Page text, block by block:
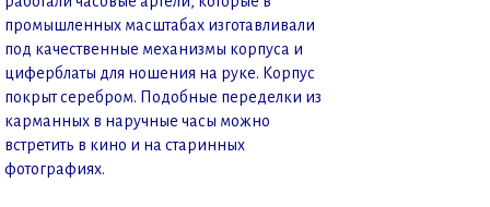
промышленных масштабах изготавливали
под качественные механизмы корпуса и
циферблаты для ношения на руке. Корпус
покрыт серебром. Подобные переделки из
карманных в наручные часы можно
встретить в кино и на старинных
фотографиях.